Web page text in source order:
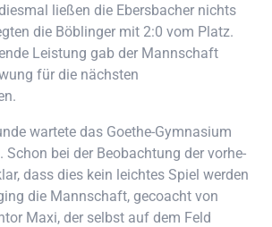
lie­ßen die Ebers­ba­cher nichts
die Böb­lin­ger mit 2:0 vom Platz.
Leis­tung gab der Mann­schaft
für die nächs­ten
war­te­te das Goe­the-Gym­na­si­um
Schon bei der Beob­ach­tung der vor­he­
dass dies kein leich­tes Spiel wer­den
die Mann­schaft, gecoacht von
Maxi, der selbst auf dem Feld